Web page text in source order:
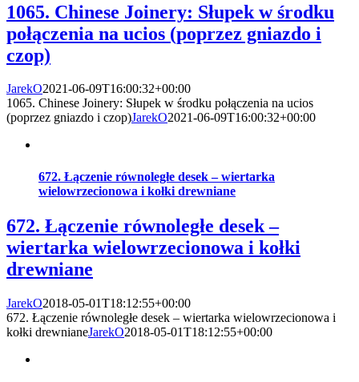
1065. Chinese Joinery: Słupek w środku
połączenia na ucios (poprzez gniazdo i
czop)
JarekO2021-06-09T16:00:32+00:00
1065. Chinese Joinery: Słupek w środku połączenia na ucios
(poprzez gniazdo i czop)JarekO2021-06-09T16:00:32+00:00
672. Łączenie równoległe desek – wiertarka
wielowrzecionowa i kołki drewniane
672. Łączenie równoległe desek –
wiertarka wielowrzecionowa i kołki
drewniane
JarekO2018-05-01T18:12:55+00:00
672. Łączenie równoległe desek – wiertarka wielowrzecionowa i
kołki drewnianeJarekO2018-05-01T18:12:55+00:00